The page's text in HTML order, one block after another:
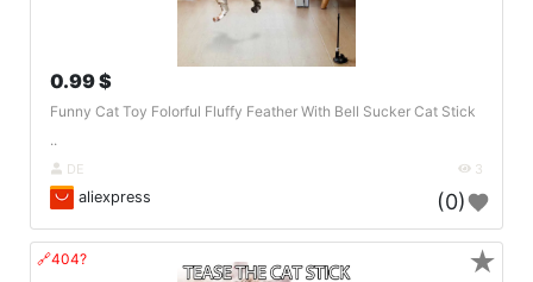
0.99 $
Funny Cat Toy Folorful Fluffy Feather With Bell Sucker Cat Stick
..
DE 3
aliexpress (0)
🔗404? ★